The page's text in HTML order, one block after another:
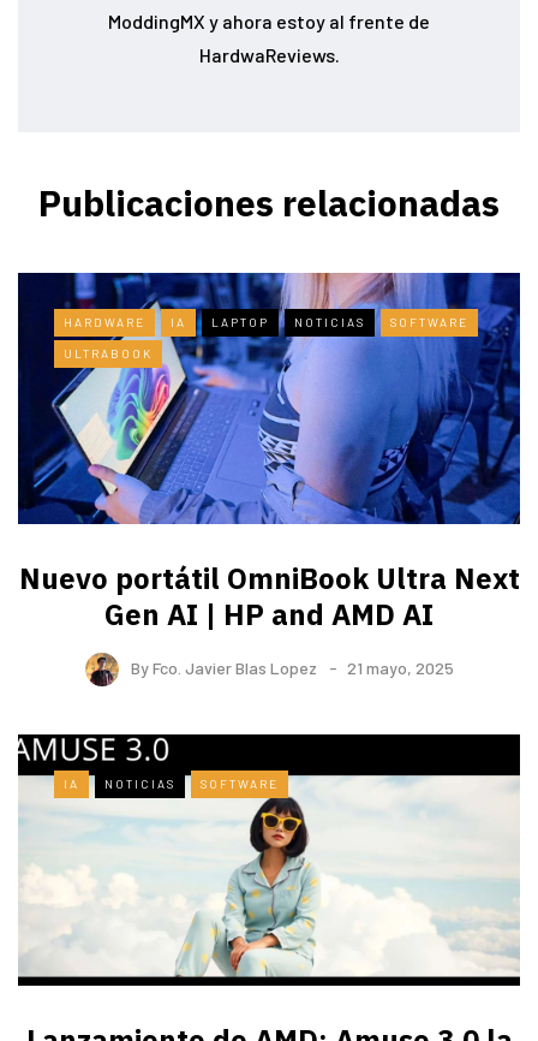
ModdingMX y ahora estoy al frente de
HardwaReviews.
Publicaciones relacionadas
HARDWARE IA LAPTOP NOTICIAS SOFTWARE
ULTRABOOK
Nuevo portátil OmniBook Ultra ​Next
Gen AI | HP and AMD AI
ByFco. Javier Blas Lopez 21 mayo, 2025
IA NOTICIAS SOFTWARE